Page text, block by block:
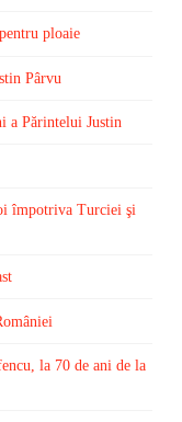
ploaie
Pârvu
a Părintelui Justin
împotriva Turciei şi
la 70 de ani de la